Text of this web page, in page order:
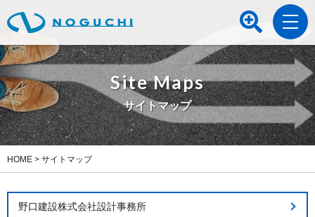
Site Maps
サイトマップ
HOME > サイトマップ
野口建設株式会社設計事務所